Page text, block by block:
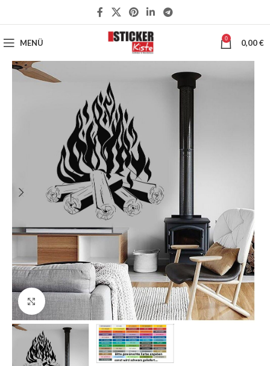
MENÜ 0 0,00€
Klick zum Vergrößern